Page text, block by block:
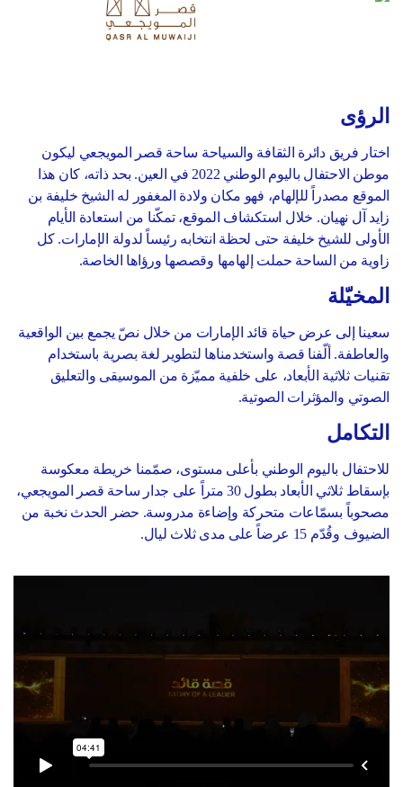
الرؤى
اختار فريق دائرة الثقافة والسياحة ساحة قصر المويجعي ليكون
موطن الاحتفال باليوم الوطني 2022 في العين. بحد ذاته، كان هذا
الموقع مصدراً للإلهام، فهو مكان ولادة المغفور له الشيخ خليفة بن
زايد آل نهيان. خلال استكشاف الموقع، تمكّنا من استعادة الأيام
الأولى للشيخ خليفة حتى لحظة انتخابه رئيساً لدولة الإمارات. كل
زاوية من الساحة حملت إلهامها وقصصها ورؤاها الخاصة.
المخيّلة
سعينا إلى عرض حياة قائد الإمارات من خلال نصّ يجمع بين الواقعية
والعاطفة. ألّفنا قصة واستخدمناها لتطوير لغة بصرية باستخدام
تقنيات ثلاثية الأبعاد، على خلفية مميّزة من الموسيقى والتعليق
الصوتي والمؤثرات الصوتية.
التكامل
للاحتفال باليوم الوطني بأعلى مستوى، صمّمنا خريطة معكوسة
بإسقاط ثلاثي الأبعاد بطول 30 متراً على جدار ساحة قصر المويجعي،
مصحوباً بسمّاعات متحركة وإضاءة مدروسة. حضر الحدث نخبة من
الضيوف وقُدّم 15 عرضاً على مدى ثلاث ليال.